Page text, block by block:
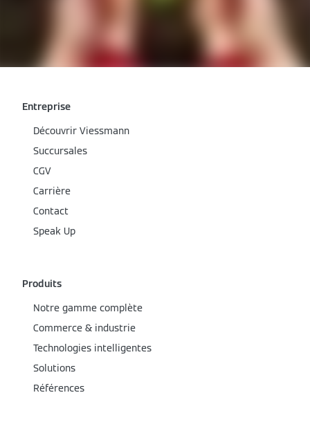
Entreprise
Découvrir Viessmann
Succursales
CGV
Carrière
Contact
Speak Up
Produits
Notre gamme complète
Commerce & industrie
Technologies intelligentes
Solutions
Références